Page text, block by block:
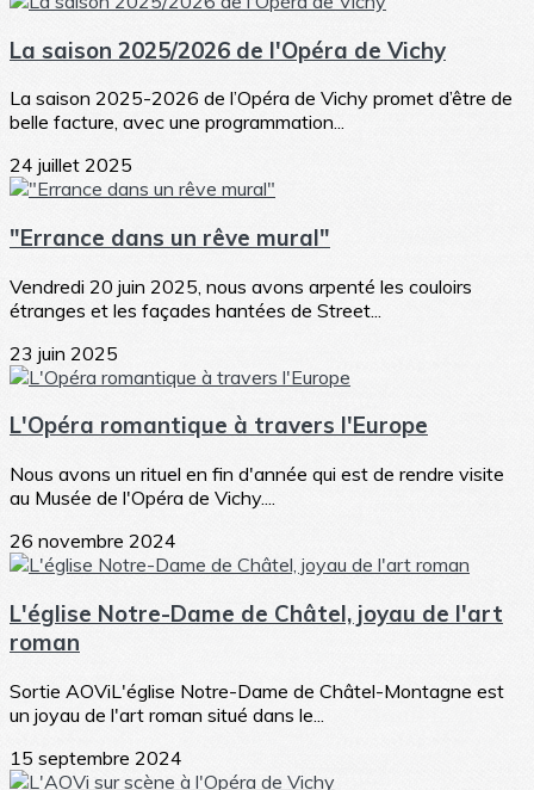
La saison 2025/2026 de l'Opéra de Vichy
La saison 2025-2026 de l’Opéra de Vichy promet d’être de
belle facture, avec une programmation...
24 juillet 2025
"Errance dans un rêve mural"
Vendredi 20 juin 2025, nous avons arpenté les couloirs
étranges et les façades hantées de Street...
23 juin 2025
L'Opéra romantique à travers l'Europe
Nous avons un rituel en fin d'année qui est de rendre visite
au Musée de l'Opéra de Vichy....
26 novembre 2024
L'église Notre-Dame de Châtel, joyau de l'art
roman
Sortie AOViL'église Notre-Dame de Châtel-Montagne est
un joyau de l'art roman situé dans le...
15 septembre 2024